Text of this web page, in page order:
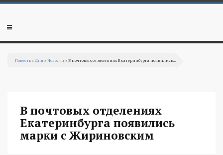
Перейти к основному содержанию
Мобильное
Повестка Дня »Новости » В почтовых отделениях Екатеринбурга появились...
В почтовых отделениях
Екатеринбурга появились
марки с Жириновским